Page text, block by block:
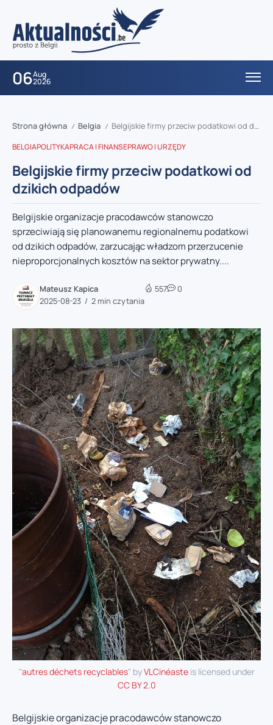
06Aug
2026
Strona główna / Belgia / Belgijskie firmy przeciw podatkowi od dzikich odpadów
BELGIAPOLITYKAPRACA I FINANSEPRAWO I URZĘDY
Belgijskie firmy przeciw podatkowi od
dzikich odpadów
Belgijskie organizacje pracodawców stanowczo
sprzeciwiają się planowanemu regionalnemu podatkowi
od dzikich odpadów, zarzucając władzom przerzucenie
nieproporcjonalnych kosztów na sektor prywatny....
Mateusz Kapica
2025-08-23
2 min czytania
557 0
"autres déchets recyclables" byVLCinéasteis licensed under
CC BY 2.0
Belgijskie organizacje pracodawców stanowczo